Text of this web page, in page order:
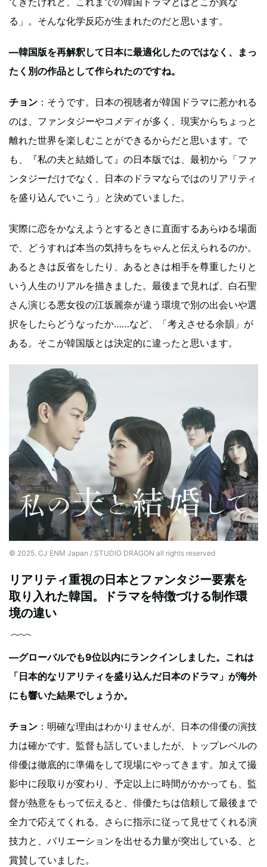
る」。そんな化学反応が生まれたのだと思います。
—韓国版を再解釈して日本に最適化したのではなく、まっ
たく別の作品として作られたのですね。
チョン ：そうです。日本の視聴者が韓国ドラマに惹かれる
のは、ファンタジーやコメディが多く、現実からちょっと
離れた世界を楽しむことができるからだと思います。で
も、『私の夫と結婚して』の日本版では、最初から「ファ
ンタジーだけでなく、日本のドラマならではのリアリティ
を盛り込んでいこう」と決めていました。
実際に恋をかなえようとするときに直面するあらゆる場面
で、どうすれば本当の気持ちをちゃんと伝えられるのか。
あるときは反省をしたり、あるときは相手を尊重したりと
いう人生のリアルを描きました。最後まで見れば、白石聖
さん演じる悪女役の江坂麗奈が違う環境で別の出会いや選
択をしたらどうなったか……など、「考えさせる余韻」が
ある。そこが韓国版とは決定的に違ったと思います。
© 2025. CJ ENM Japan / STUDIO DRAGON all rights reserved
リアリティ重視の日本とファンタジー要素を
取り入れた韓国。ドラマを特徴づける制作環
境の違い
—グローバルでも9位以内にランクインしました。これは
「日本的なリアリティを盛り込んだ日本のドラマ」が海外
にも響いた結果でしょうか。
チョン ：明確な理由はわかりませんが、日本の俳優の演技
力は確かです。監督も話していましたが、トップレベルの
俳優は徹底的に準備をして現場にやってきます。加えて撮
影中に段取りが変わり、予定以上に時間がかかっても、監
督が熱意をもって伝えると、俳優たちは信頼して最後まで
全力で応えてくれる。さらに指示に従って見せてくれる演
技力と、バリエーションを出せる力量が突出している、と
賞賛していました。